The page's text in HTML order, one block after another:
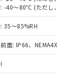
-40～80℃ (ただし、氷
35～85%RH
面: IP66、NEMA4X,
はお客
当のオ
売員に
販売拠
ご確認
当社の
ル酸ブチ
ジブチル
チル
対する
超える意
タル酸ジ
ベンジ
されな
サイ
その他
に一切
売する
あり
つ
、ま
制御
ご確